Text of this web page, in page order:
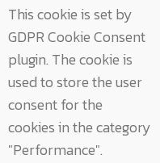
This cookie is set by
GDPR Cookie Consent
plugin. The cookie is
used to store the user
consent for the
cookies in the category
"Performance".